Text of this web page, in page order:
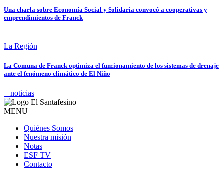
Una charla sobre Economía Social y Solidaria convocó a cooperativas y
emprendimientos de Franck
La Región
La Comuna de Franck optimiza el funcionamiento de los sistemas de drenaje
ante el fenómeno climático de El Niño
+ noticias
MENU
Quiénes Somos
Nuestra misión
Notas
ESF TV
Contacto